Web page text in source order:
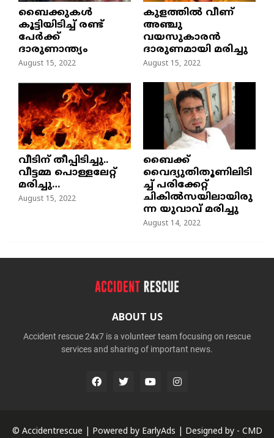
ബൈക്കുകൾ
കൂട്ടിയിടിച്ച് രണ്ട്
പേർക്ക്
ദാരുണാന്ത്യം
August 15, 2022
കുളത്തില്‍ വീണ്
അഞ്ചു
വയസുകാരന്‍
ദാരുണമായി മരിച്ചു
August 15, 2022
വീടിന് തീപ്പിടിച്ചു..
വീട്ടമ്മ പൊള്ളലേറ്റ്
മരിച്ചു…
August 15, 2022
ബൈക്ക്
വൈദ്യുതിതൂണിലിടി
ച്ച്‌ പരിക്കേറ്റ്
ചികില്‍സയിലായിരു
ന്ന യുവാവ് മരിച്ചു
August 14, 2022
ABOUT US
Accident rescue 24x7 is a volunteer team focusing on rescue
services and sharing of important news.
© Accidentrescue | Powered by EarlyAds | Designed by - CMD